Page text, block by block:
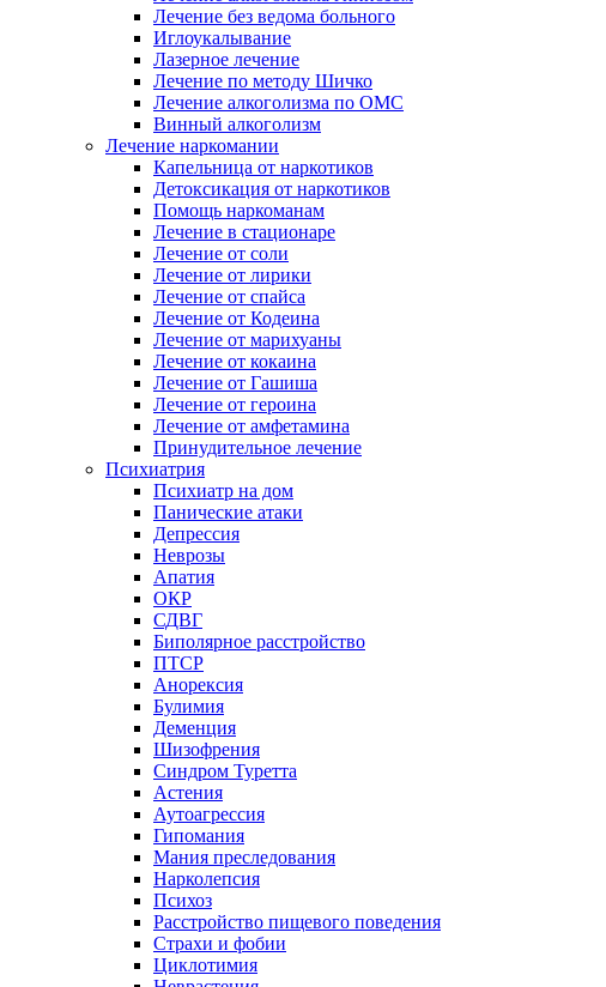
Лечение без ведома больного
Иглоукалывание
Лазерное лечение
Лечение по методу Шичко
Лечение алкоголизма по ОМС
Винный алкоголизм
Лечение наркомании
Капельница от наркотиков
Детоксикация от наркотиков
Помощь наркоманам
Лечение в стационаре
Лечение от соли
Лечение от лирики
Лечение от спайса
Лечение от Кодеина
Лечение от марихуаны
Лечение от кокаина
Лечение от Гашиша
Лечение от героина
Лечение от амфетамина
Принудительное лечение
Психиатрия
Психиатр на дом
Панические атаки
Депрессия
Неврозы
Апатия
ОКР
СДВГ
Биполярное расстройство
ПТСР
Анорексия
Булимия
Деменция
Шизофрения
Синдром Туретта
Астения
Аутоагрессия
Гипомания
Мания преследования
Нарколепсия
Психоз
Расстройство пищевого поведения
Cтрахи и фобии
Циклотимия